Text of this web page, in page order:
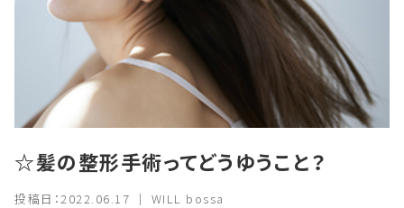
☆髪の整形手術ってどうゆうこと？
投稿日：2022.06.17 ｜ WILL bossa